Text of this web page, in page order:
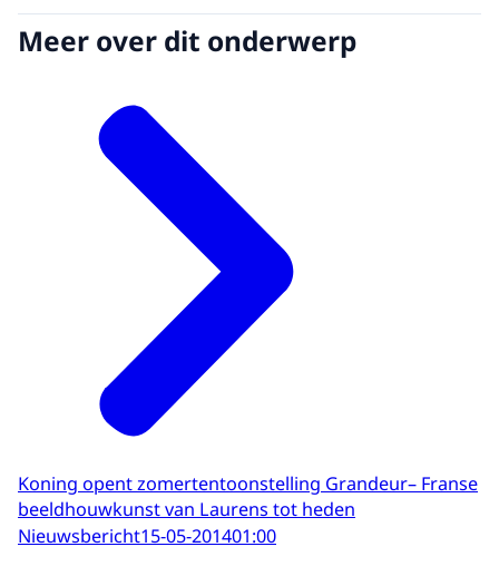
Meer over dit onderwerp
Koning opent zomertentoonstelling Grandeur– Franse
beeldhouwkunst van Laurens tot heden
Nieuwsbericht15-05-201401:00